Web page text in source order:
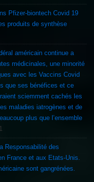
Pfizer-biontech Covid 19
produits de synthèse
américain continue a
médicinales, une minorité
avec les Vaccins Covid
que ses bénéfices et ce
sciemment cachés les
maladies iatrogènes et de
plus que l’ensemble
Responsabilité des
France et aux Etats-Unis.
sont gangrénées.